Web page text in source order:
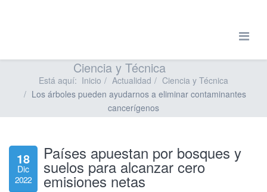
Ciencia y Técnica
Está aquí: Inicio Actualidad
Ciencia y Técnica
Los árboles pueden ayudarnos a eliminar contaminantes
cancerígenos
18
Dic
2022
Países apuestan por bosques y
suelos para alcanzar cero
emisiones netas